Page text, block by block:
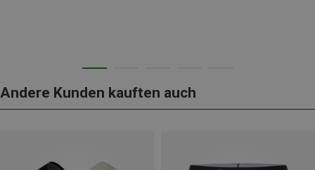
Andere Kunden kauften auch